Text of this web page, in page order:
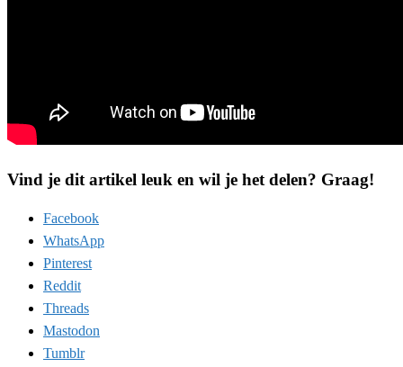
Vind je dit artikel leuk en wil je het delen? Graag!
Facebook
WhatsApp
Pinterest
Reddit
Threads
Mastodon
Tumblr